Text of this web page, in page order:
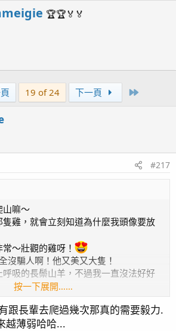
閒閒拍拍...
🏆🏆🏅🏅
19 of 24 下一頁
#217
山嘛～
雞，就會立刻知道為什麼我頭像要放
～壯觀的雞呀！
沒騙人啊！他又美又大隻！
吸的長鬃山羊，不過我一直沒法好好
按一下展開……
跟長輩去爬過幾次那真的需要毅力.
越薄弱哈哈...